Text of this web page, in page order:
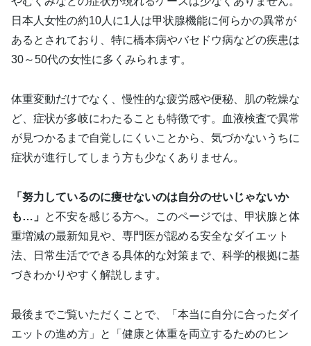
日本人女性の約10人に1人は甲状腺機能に何らかの異常が
あるとされており、特に橋本病やバセドウ病などの疾患は
30～50代の女性に多くみられます。
体重変動だけでなく、慢性的な疲労感や便秘、肌の乾燥な
ど、症状が多岐にわたることも特徴です。血液検査で異常
が見つかるまで自覚しにくいことから、気づかないうちに
症状が進行してしまう方も少なくありません。
「努力しているのに痩せないのは自分のせいじゃないか
も…」 と不安を感じる方へ。このページでは、甲状腺と体
重増減の最新知見や、専門医が認める安全なダイエット
法、日常生活でできる具体的な対策まで、科学的根拠に基
づきわかりやすく解説します。
最後までご覧いただくことで、「本当に自分に合ったダイ
エットの進め方」と「健康と体重を両立するためのヒン